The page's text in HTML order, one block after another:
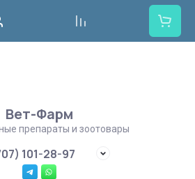
Вет-Фарм
препараты и зоотовары
101-28-97